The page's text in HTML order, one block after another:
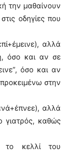
την μαθαίνουν
οδηγίες που
αλλά
όσο και αν σε
όσο και αν
στην
αλλά
γιατρός, καθώς
κελλί του